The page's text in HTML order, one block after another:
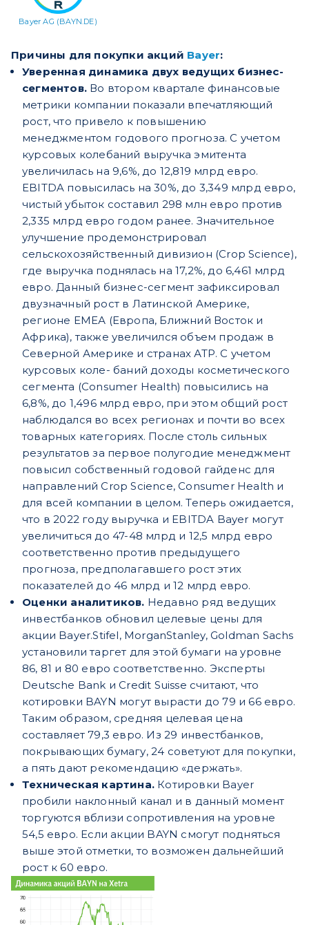
Bayer AG (BAYN.DE)
Причины для покупки акций Bayer:
Уверенная динамика двух ведущих бизнес-
сегментов. Во втором квартале финансовые
метрики компании показали впечатляющий
рост, что привело к повышению
менеджментом годового прогноза. С учетом
курсовых колебаний выручка эмитента
увеличилась на 9,6%, до 12,819 млрд евро.
EBITDA повысилась на 30%, до 3,349 млрд евро,
чистый убыток составил 298 млн евро против
2,335 млрд евро годом ранее. Значительное
улучшение продемонстрировал
сельскохозяйственный дивизион (Crop Science),
где выручка поднялась на 17,2%, до 6,461 млрд
евро. Данный бизнес-сегмент зафиксировал
двузначный рост в Латинской Америке,
регионе ЕМЕА (Европа, Ближний Восток и
Африка), также увеличился объем продаж в
Северной Америке и странах АТР. С учетом
курсовых коле- баний доходы косметического
сегмента (Consumer Health) повысились на
6,8%, до 1,496 млрд евро, при этом общий рост
наблюдался во всех регионах и почти во всех
товарных категориях. После столь сильных
результатов за первое полугодие менеджмент
повысил собственный годовой гайденс для
направлений Crop Science, Consumer Health и
для всей компании в целом. Теперь ожидается,
что в 2022 году выручка и EBITDA Bayer могут
увеличиться до 47-48 млрд и 12,5 млрд евро
соответственно против предыдущего
прогноза, предполагавшего рост этих
показателей до 46 млрд и 12 млрд евро.
Оценки аналитиков. Недавно ряд ведущих
инвестбанков обновил целевые цены для
акции Bayer.Stifel, MorganStanley, Goldman Sachs
установили таргет для этой бумаги на уровне
86, 81 и 80 евро соответственно. Эксперты
Deutsche Bank и Credit Suisse считают, что
котировки BAYN могут вырасти до 79 и 66 евро.
Таким образом, средняя целевая цена
составляет 79,3 евро. Из 29 инвестбанков,
покрывающих бумагу, 24 советуют для покупки,
а пять дают рекомендацию «держать».
Техническая картина. Котировки Bayer
пробили наклонный канал и в данный момент
торгуются вблизи сопротивления на уровне
54,5 евро. Если акции BAYN смогут подняться
выше этой отметки, то возможен дальнейший
рост к 60 евро.